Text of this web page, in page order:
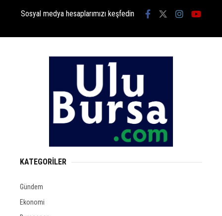
Sosyal medya hesaplarımızı keşfedin
KATEGORİLER
Gündem
Ekonomi